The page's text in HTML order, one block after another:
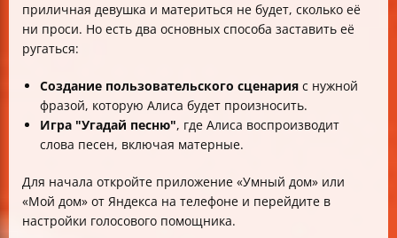
приличная девушка и материться не будет, сколько её
ни проси. Но есть два основных способа заставить её
ругаться:
Создание пользовательского сценария с нужной
фразой, которую Алиса будет произносить.
Игра "Угадай песню", где Алиса воспроизводит
слова песен, включая матерные.
Для начала откройте приложение «Умный дом» или
«Мой дом» от Яндекса на телефоне и перейдите в
настройки голосового помощника.